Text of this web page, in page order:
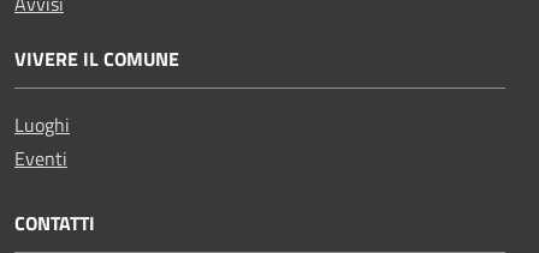
VIVERE IL COMUNE
Luoghi
Eventi
CONTATTI